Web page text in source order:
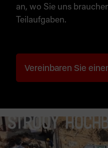
an, wo Sie uns
Teilaufgaben.
Vereinbaren Sie